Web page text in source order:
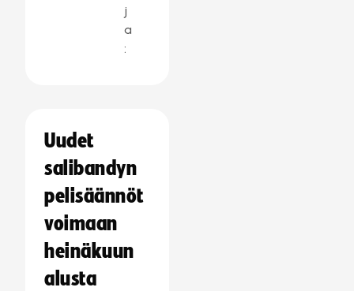
j
a
:
Uudet
salibandyn
pelisäännöt
voimaan
heinäkuun
alusta